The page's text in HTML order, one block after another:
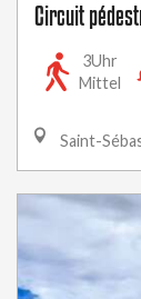
Circuit
3Uhr
Mittel
Saint-